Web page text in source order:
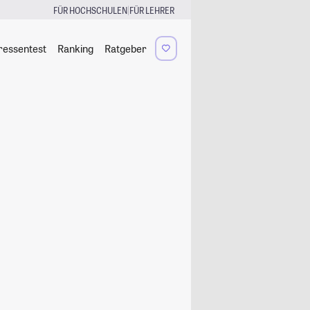
FÜR HOCHSCHULEN|FÜR LEHRER
Ranking Ratgeber